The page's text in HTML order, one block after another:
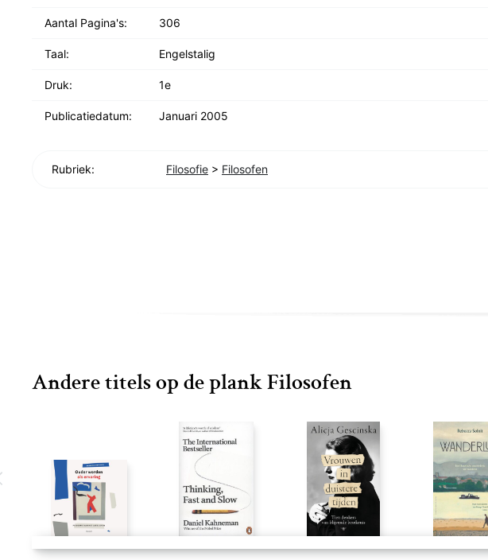
Aantal Pagina's: 306
Taal: Engelstalig
Druk: 1e
Publicatiedatum: Januari 2005
Rubriek: Filosofie > Filosofen
Andere titels op de plank Filosofen